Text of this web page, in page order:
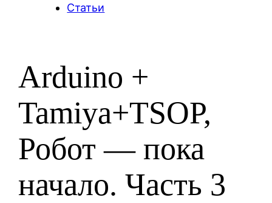
Статьи
Arduino +
Tamiya+TSOP,
Робот — пока
начало. Часть 3